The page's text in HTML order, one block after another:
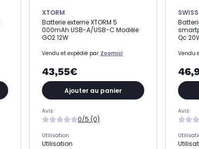
XTORM
Batterie externe XTORM 5
000mAh USB-A/USB-C Modèle
GO2 12W
Vendu et expédié par Zoomici
43,55€
Ajouter au panier
Avis
0/5 (0)
Utilisation
Utilisation
Qc
Vendu
Avis